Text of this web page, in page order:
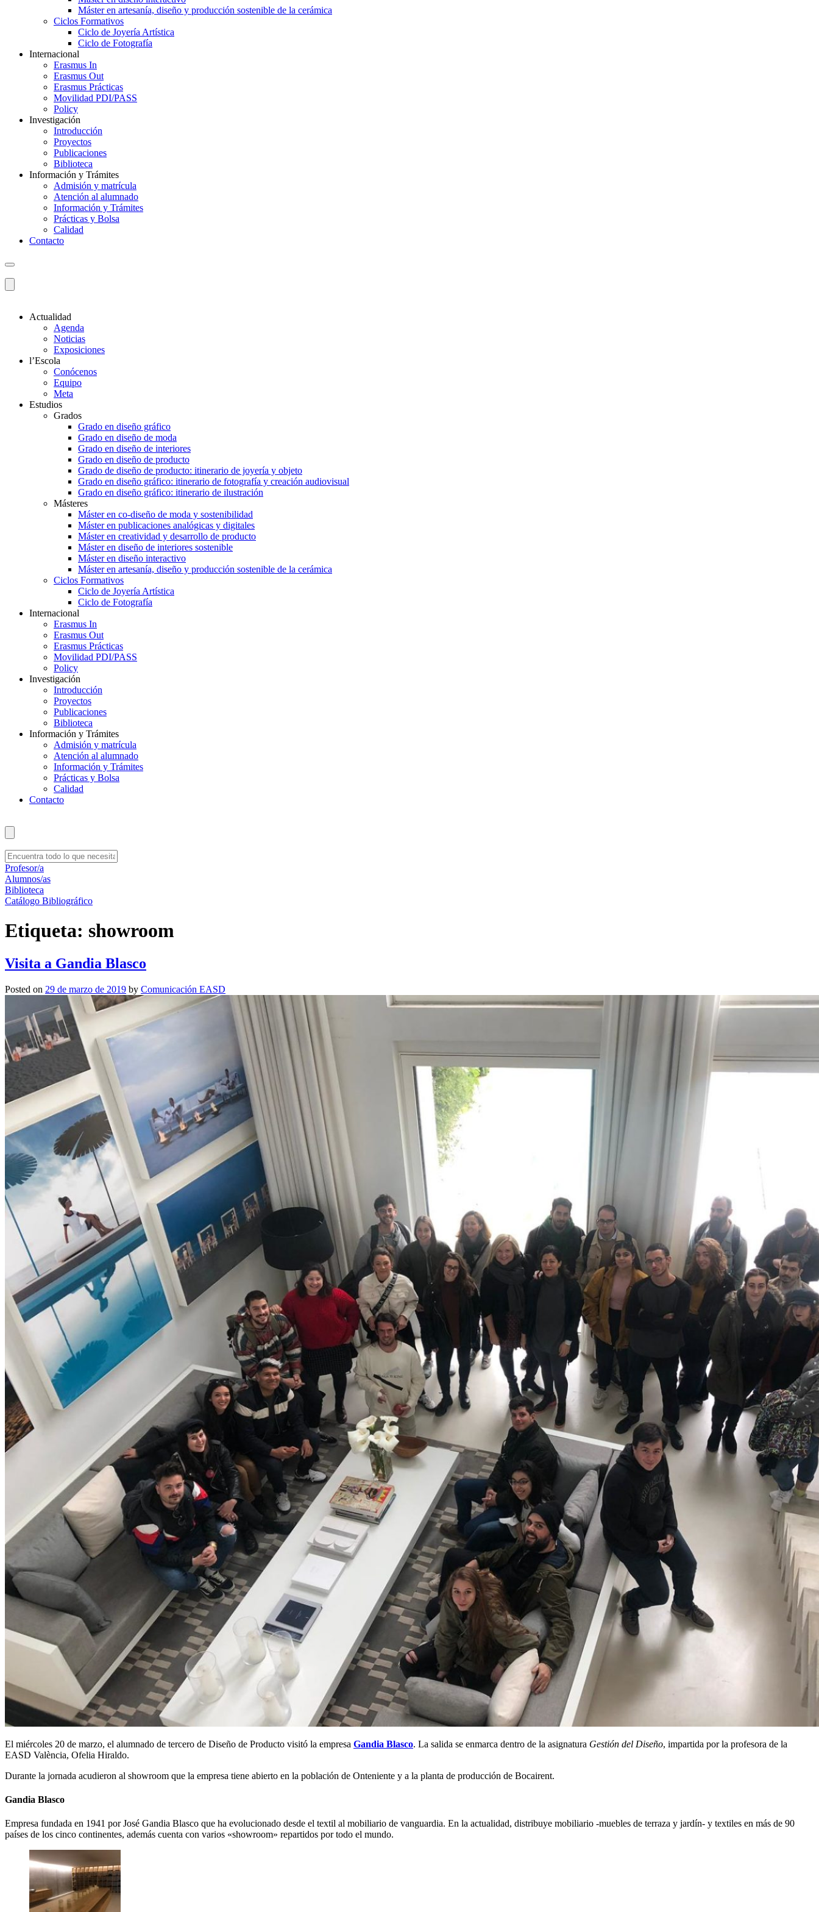
Máster en artesanía, diseño y producción sostenible de la cerámica
Ciclos Formativos
Ciclo de Joyería Artística
Ciclo de Fotografía
Internacional
Erasmus In
Erasmus Out
Erasmus Prácticas
Movilidad PDI/PASS
Policy
Investigación
Introducción
Proyectos
Publicaciones
Biblioteca
Información y Trámites
Admisión y matrícula
Atención al alumnado
Información y Trámites
Prácticas y Bolsa
Calidad
Contacto
Actualidad
Agenda
Noticias
Exposiciones
l’Escola
Conócenos
Equipo
Meta
Estudios
Grados
Grado en diseño gráfico
Grado en diseño de moda
Grado en diseño de interiores
Grado en diseño de producto
Grado de diseño de producto: itinerario de joyería y objeto
Grado en diseño gráfico: itinerario de fotografía y creación audiovisual
Grado en diseño gráfico: itinerario de ilustración
Másteres
Máster en co-diseño de moda y sostenibilidad
Máster en publicaciones analógicas y digitales
Máster en creatividad y desarrollo de producto
Máster en diseño de interiores sostenible
Máster en diseño interactivo
Máster en artesanía, diseño y producción sostenible de la cerámica
Ciclos Formativos
Ciclo de Joyería Artística
Ciclo de Fotografía
Internacional
Erasmus In
Erasmus Out
Erasmus Prácticas
Movilidad PDI/PASS
Policy
Investigación
Introducción
Proyectos
Publicaciones
Biblioteca
Información y Trámites
Admisión y matrícula
Atención al alumnado
Información y Trámites
Prácticas y Bolsa
Calidad
Contacto
Profesor/a
Alumnos/as
Biblioteca
Catálogo Bibliográfico
Etiqueta: showroom
Visita a Gandia Blasco
Posted on 29 de marzo de 2019 by Comunicación EASD
El miércoles 20 de marzo, el alumnado de tercero de Diseño de Producto visitó la empresa Gandia Blasco. La salida se enmarca dentro de la asignatura Gestión del Diseño, impartida por la profesora de la
EASD València, Ofelia Hiraldo.
Durante la jornada acudieron al showroom que la empresa tiene abierto en la población de Onteniente y a la planta de producción de Bocairent.
Gandia Blasco
Empresa fundada en 1941 por José Gandia Blasco que ha evolucionado desde el textil al mobiliario de vanguardia. En la actualidad, distribuye mobiliario -muebles de terraza y jardín- y textiles en más de 90
países de los cinco continentes, además cuenta con varios «showroom» repartidos por todo el mundo.